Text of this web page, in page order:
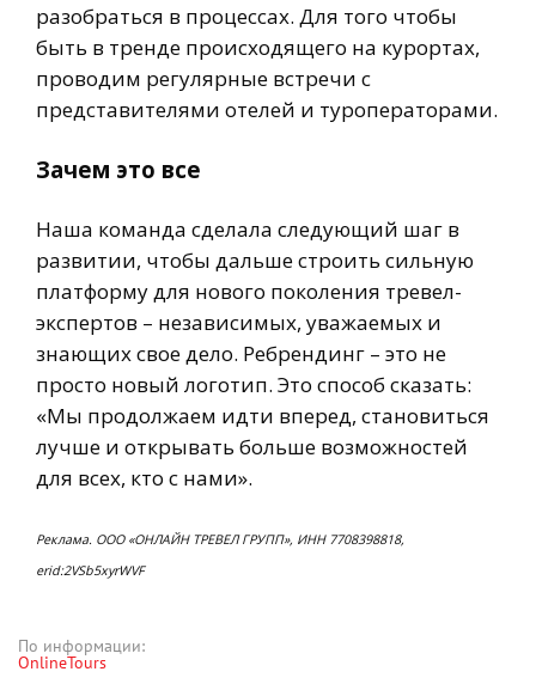
разобраться в процессах. Для того чтобы
быть в тренде происходящего на курортах,
проводим регулярные встречи с
представителями отелей и туроператорами.
Зачем это все
Наша команда сделала следующий шаг в
развитии, чтобы дальше строить сильную
платформу для нового поколения тревел-
экспертов – независимых, уважаемых и
знающих свое дело. Ребрендинг – это не
просто новый логотип. Это способ сказать:
«Мы продолжаем идти вперед, становиться
лучше и открывать больше возможностей
для всех, кто с нами».
Реклама. ООО «ОНЛАЙН ТРЕВЕЛ ГРУПП», ИНН 7708398818,
erid:2VSb5xyrWVF
По информации:
OnlineTours